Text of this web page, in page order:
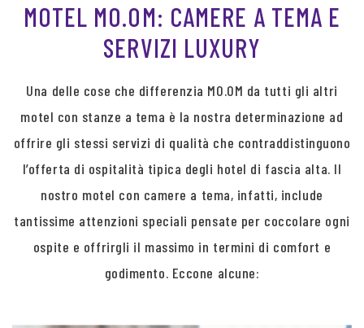
MOTEL MO.OM: CAMERE A TEMA E
SERVIZI LUXURY
Una delle cose che differenzia MO.OM da tutti gli altri
motel con stanze a tema è la nostra determinazione ad
offrire gli stessi servizi di qualità che contraddistinguono
l’offerta di ospitalità tipica degli hotel di fascia alta. Il
nostro motel con camere a tema, infatti, include
tantissime attenzioni speciali pensate per coccolare ogni
ospite e offrirgli il massimo in termini di comfort e
godimento. Eccone alcune: